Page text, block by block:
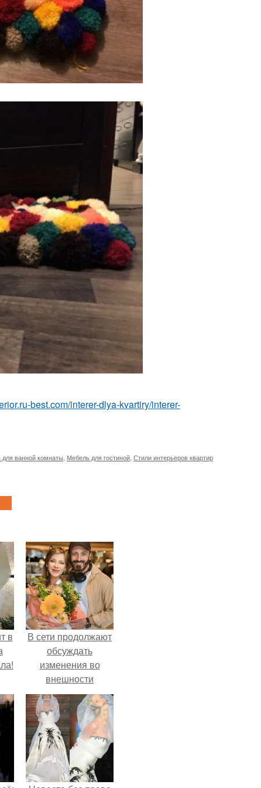
best.com/interer-dlya-kvartiry/interer-
ванной комнаты Мебель для гостиной Стили интерьеров квартир
в
В сети продолжают
обсуждать
изменения во
внешности
актрисы.